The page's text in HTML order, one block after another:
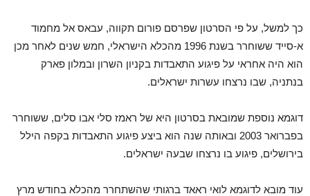
כך למשל, על פי הסרטון שפרסם פורום תקווה, עבאס אל מחמוד
א-סייד ששוחרר בשנת 1996 מהכלא הישראלי, חמש שנים לאחר מכן
הוא היה אחראי על פיגוע התאבדות בקניון השרון ובמלון פארק
בנתניה, שבו נרצחו עשרות ישראלים.
דוגמא נוספת שמובאת בסרטון היא של ראמז סלי אבו סלים, ששוחרר
בפברואר 2003 ובאותה שנה הוא ביצע פיגוע התאבדות בקפה הילל
בירושלים, פיגוע בו נרצחו שבעה ישראלים.
עוד מובא לדוגמא לואי ראאד ברגותי שהשתחרר מהכלא בחודש מרץ